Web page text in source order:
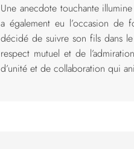
Une anecdote touchante
a également eu l’occasion de
décidé de suivre son fils dans
respect mutuel et de
d’unité et de collaboration qui